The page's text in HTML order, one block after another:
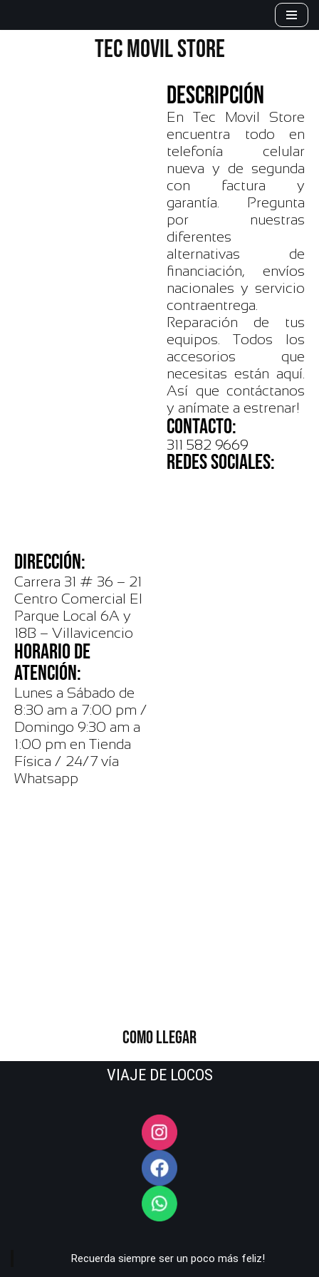
TEC MOVIL STORE
DESCRIPCIÓN
En Tec Movil Store
encuentra todo en
telefonía celular
nueva y de segunda
con factura y
garantía. Pregunta
por nuestras
diferentes
alternativas de
financiación, envíos
nacionales y servicio
contraentrega.
Reparación de tus
equipos. Todos los
accesorios que
necesitas están aquí.
Así que contáctanos
y anímate a estrenar!
CONTACTO:
311 582 9669
REDES SOCIALES:
DIRECCIÓN:
Carrera 31 # 36 – 21
Centro Comercial El
Parque Local 6A y
18B – Villavicencio
HORARIO DE
ATENCIÓN:
Lunes a Sábado de
8:30 am a 7:00 pm /
Domingo 9:30 am a
1:00 pm en Tienda
Física / 24/7 vía
Whatsapp
COMO LLEGAR
VIAJE DE LOCOS
Recuerda siempre ser un poco más feliz!